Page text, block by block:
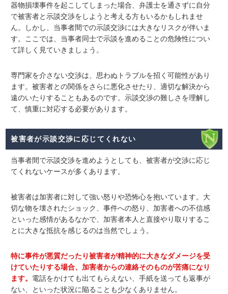
器物損壊事件を起こしてしまった場合、弁護士を通さずに自分
で被害者と示談交渉をしようと考える方もいるかもしれませ
ん。しかし、 当事者間での示談交渉には大きなリスクが伴いま
す。ここでは、当事者同士で示談を進めることの危険性につい
て詳しく見ていきましょう。
専門家を介さない交渉は、思わぬトラブルを招く可能性があり
ます。被害者との関係をさらに悪化させたり、適切な解決から
遠のいたりすることもあるのです。示談交渉の難しさを理解し
て、慎重に対応する必要があります。
被害者が示談交渉に応じてくれない
当事者間で示談交渉を進めようとしても、被害者が交渉に応じ
てくれないケースが多くあります。
被害者は加害者に対して強い怒りや恐怖心を抱いています。大
切な物を壊されたショック、事件への怒り、加害者への不信感
といった感情があるなかで、加害者本人と直接やり取りするこ
とに大きな抵抗を感じるのは当然でしょう。
特に事件が悪質だったり被害者が精神的に大きなダメージを受
けていたりする場合、加害者からの連絡そのものが苦痛になり
ます。 電話をかけても出てもらえない、手紙を送っても返事が
ない、といった状況に陥ることも少なくありません。